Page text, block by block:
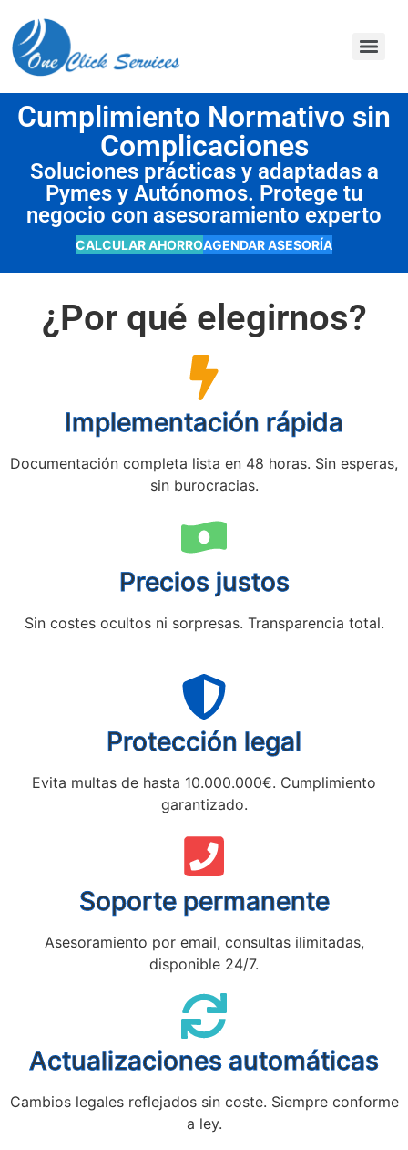
Cumplimiento Normativo sin
Complicaciones
Soluciones prácticas y adaptadas a
Pymes y Autónomos. Protege tu
negocio con asesoramiento experto
CALCULAR AHORROAGENDAR ASESORÍA
¿Por qué elegirnos?
Implementación rápida
Documentación completa lista en 48 horas. Sin esperas,
sin burocracias.
Precios justos
Sin costes ocultos ni sorpresas. Transparencia total.
Protección legal
Evita multas de hasta 10.000.000€. Cumplimiento
garantizado.
Soporte permanente
Asesoramiento por email, consultas ilimitadas,
disponible 24/7.
Actualizaciones automáticas
Cambios legales reflejados sin coste. Siempre conforme
a ley.